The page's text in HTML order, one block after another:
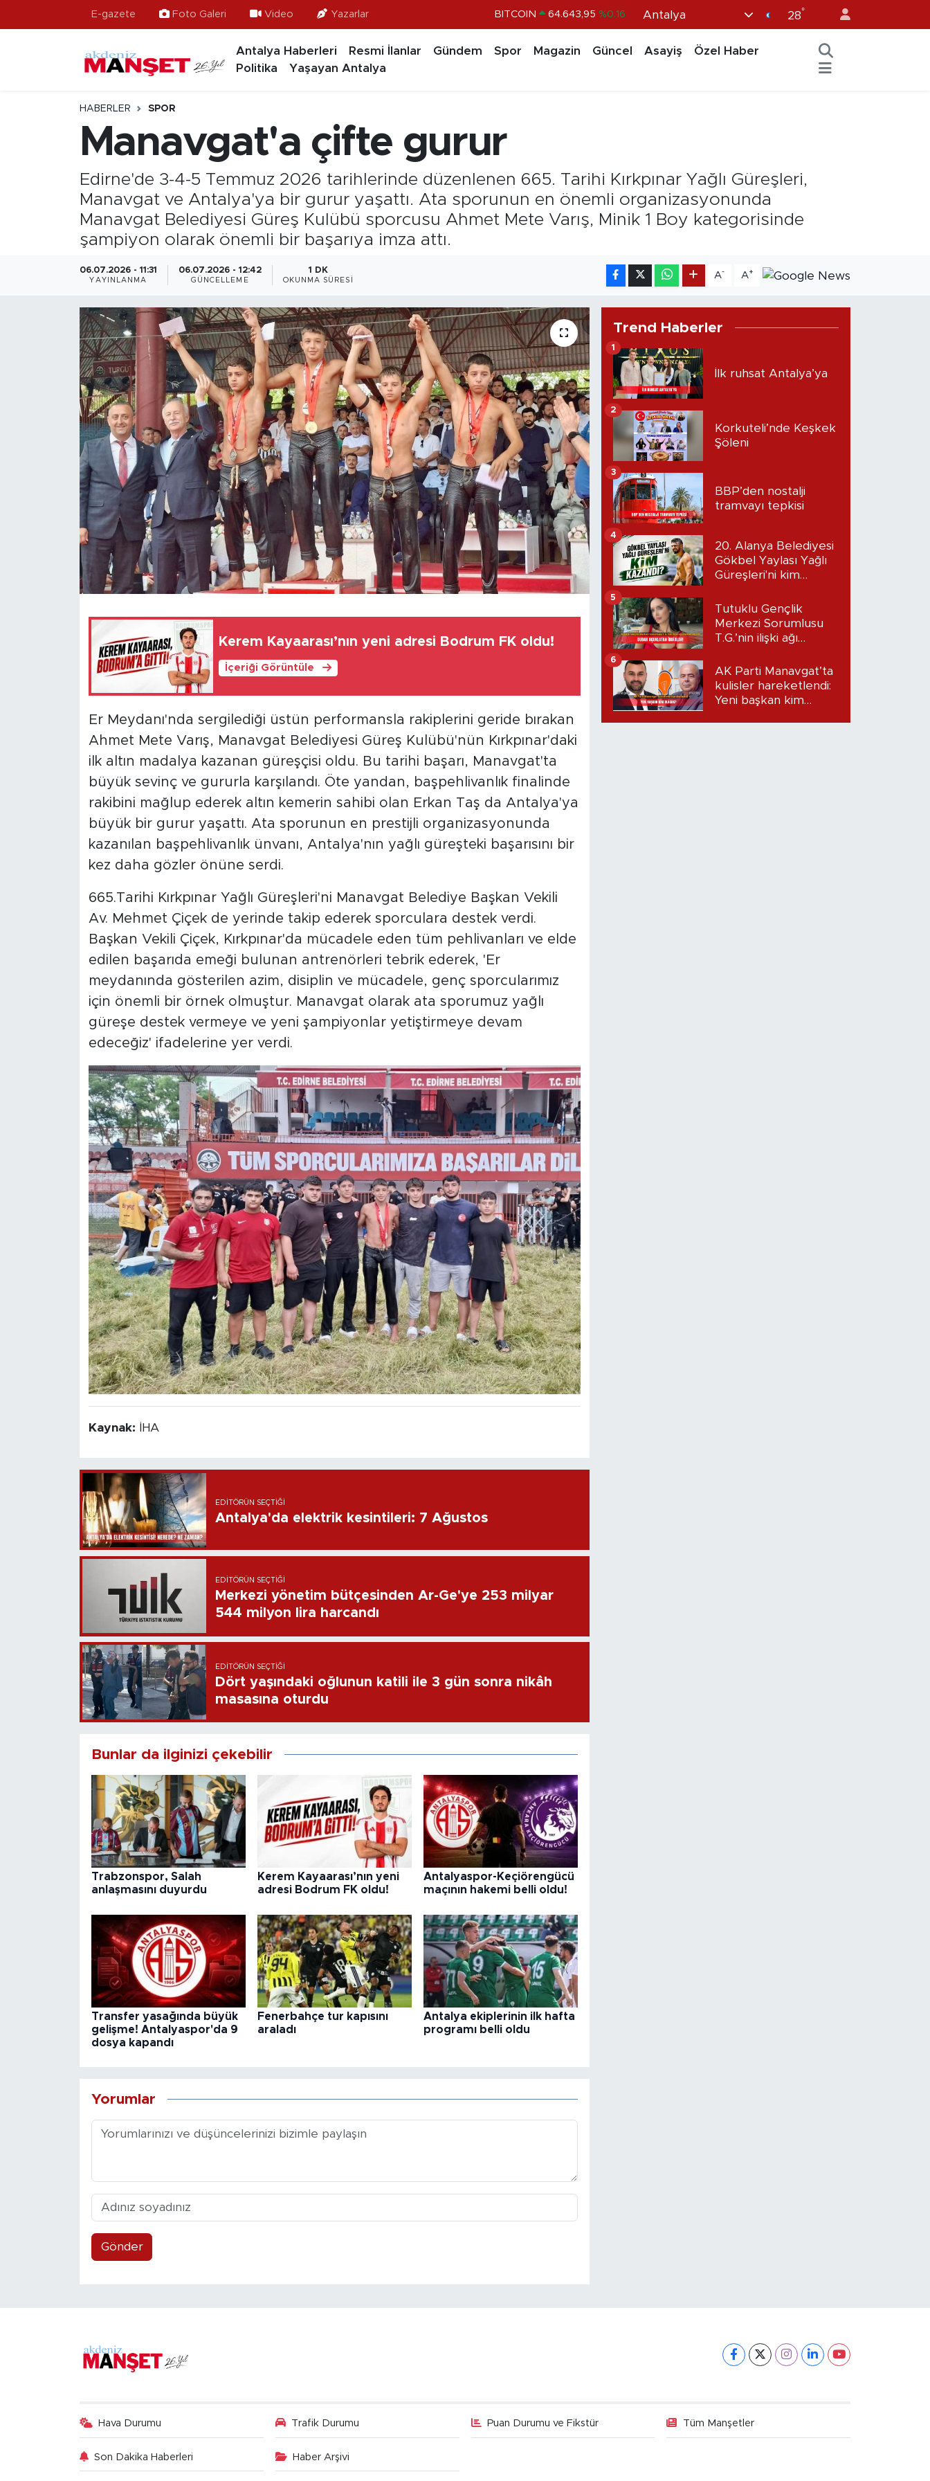
E-gazete Foto Galeri Video Yazarlar DOLAR 47,6704 %0
BITCOIN
Antalya 28°
Antalya Haberleri Resmi İlanlar Gündem Spor Magazin Güncel Asayiş
Özel Haber
Politika
Yaşayan Antalya
HABERLER SPOR
Manavgat'a çifte gurur
Edirne'de 3-4-5 Temmuz 2026 tarihlerinde düzenlenen 665. Tarihi Kırkpınar Yağlı Güreşleri,
Manavgat ve Antalya'ya bir gurur yaşattı. Ata sporunun en önemli organizasyonunda
Manavgat Belediyesi Güreş Kulübü sporcusu Ahmet Mete Varış, Minik 1 Boy kategorisinde
şampiyon olarak önemli bir başarıya imza attı.
06.07.2026 - 11:31
YAYINLANMA
06.07.2026 - 12:42
GÜNCELLEME
1 DK
OKUNMA SÜRESI
A- A+
Kerem Kayaarası’nın yeni adresi Bodrum FK oldu!
İçeriği Görüntüle
Er Meydanı'nda sergilediği üstün performansla rakiplerini geride bırakan
Ahmet Mete Varış, Manavgat Belediyesi Güreş Kulübü'nün Kırkpınar'daki
ilk altın madalya kazanan güreşçisi oldu. Bu tarihi başarı, Manavgat'ta
büyük sevinç ve gururla karşılandı. Öte yandan, başpehlivanlık finalinde
rakibini mağlup ederek altın kemerin sahibi olan Erkan Taş da Antalya'ya
büyük bir gurur yaşattı. Ata sporunun en prestijli organizasyonunda
kazanılan başpehlivanlık ünvanı, Antalya'nın yağlı güreşteki başarısını bir
kez daha gözler önüne serdi.
665.Tarihi Kırkpınar Yağlı Güreşleri'ni Manavgat Belediye Başkan Vekili
Av. Mehmet Çiçek de yerinde takip ederek sporculara destek verdi.
Başkan Vekili Çiçek, Kırkpınar'da mücadele eden tüm pehlivanları ve elde
edilen başarıda emeği bulunan antrenörleri tebrik ederek, 'Er
meydanında gösterilen azim, disiplin ve mücadele, genç sporcularımız
için önemli bir örnek olmuştur. Manavgat olarak ata sporumuz yağlı
güreşe destek vermeye ve yeni şampiyonlar yetiştirmeye devam
edeceğiz' ifadelerine yer verdi.
Kaynak: İHA
EDITÖRÜN SEÇTIĞI
Antalya'da elektrik kesintileri: 7 Ağustos
EDITÖRÜN SEÇTIĞI
Merkezi yönetim bütçesinden Ar-Ge'ye 253 milyar
544 milyon lira harcandı
EDITÖRÜN SEÇTIĞI
Dört yaşındaki oğlunun katili ile 3 gün sonra nikâh
masasına oturdu
Bunlar da ilginizi çekebilir
Trabzonspor, Salah
anlaşmasını duyurdu
Kerem Kayaarası’nın yeni
adresi Bodrum FK oldu!
Antalyaspor-Keçiörengücü
maçının hakemi belli oldu!
Transfer yasağında büyük
gelişme! Antalyaspor'da 9
dosya kapandı
Fenerbahçe tur kapısını
araladı
Antalya ekiplerinin ilk hafta
programı belli oldu
Yorumlar
Gönder
Trend Haberler
İlk ruhsat Antalya’ya
1
Korkuteli’nde Keşkek
Şöleni
2
BBP’den nostalji
tramvayı tepkisi
3
20. Alanya Belediyesi
Gökbel Yaylası Yağlı
Güreşleri'ni kim
4
Tutuklu Gençlik
Merkezi Sorumlusu
T.G.’nin ilişki ağı
Dudak uçuklatan
iddialar!
5
AK Parti Manavgat’ta
kulisler hareketlendi:
Yeni başkan kim
6
Hava Durumu Trafik Durumu Puan Durumu ve Fikstür Tüm Manşetler
Son Dakika Haberleri Haber Arşivi
Ekonomi
Gündem
Magazin
Özel Haber
Politika
Resmi İlanlar
Turizm
Hava Durumu
Tüm Manşetler
Son Dakika Haberleri
Haber Arşivi